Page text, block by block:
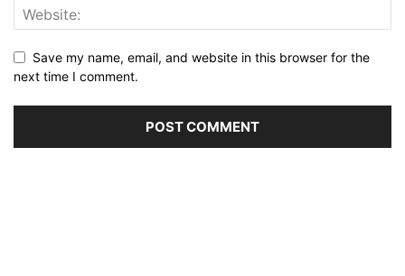
Save my name, email, and website in this browser for the
next time I comment.